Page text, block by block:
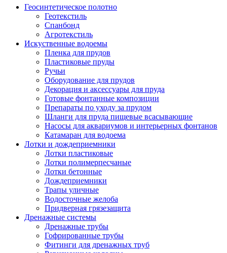
Геосинтетическое полотно
Геотекстиль
Спанбонд
Агротекстиль
Искуственные водоемы
Пленка для прудов
Пластиковые пруды
Ручьи
Оборудование для прудов
Декорация и аксессуары для пруда
Готовые фонтанные композиции
Препараты по уходу за прудом
Шланги для пруда пищевые всасывающие
Насосы для аквариумов и интерьерных фонтанов
Катамаран для водоема
Лотки и дождеприемники
Лотки пластиковые
Лотки полимерпесчаные
Лотки бетонные
Дождеприемники
Трапы уличные
Водосточные желоба
Придверная грязезащита
Дренажные системы
Дренажные трубы
Гофрированные трубы
Фитинги для дренажных труб